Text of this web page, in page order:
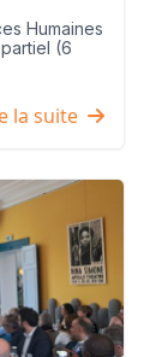
Humaines
(6
la suite